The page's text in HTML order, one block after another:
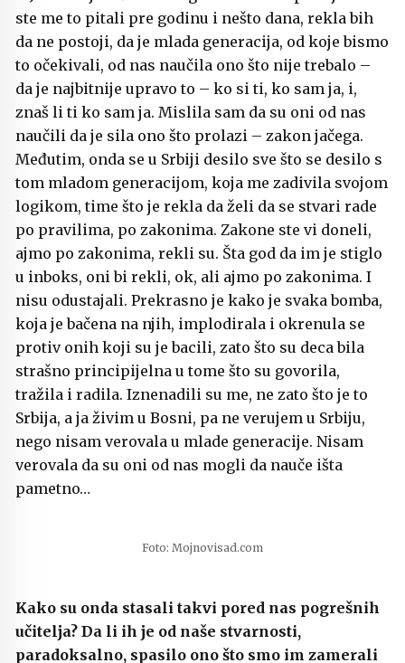
ste me to pitali pre godinu i nešto dana, rekla bih
da ne postoji, da je mlada generacija, od koje bismo
to očekivali, od nas naučila ono što nije trebalo –
da je najbitnije upravo to – ko si ti, ko sam ja, i,
znaš li ti ko sam ja. Mislila sam da su oni od nas
naučili da je sila ono što prolazi – zakon jačega.
Međutim, onda se u Srbiji desilo sve što se desilo s
tom mladom generacijom, koja me zadivila svojom
logikom, time što je rekla da želi da se stvari rade
po pravilima, po zakonima. Zakone ste vi doneli,
ajmo po zakonima, rekli su. Šta god da im je stiglo
u inboks, oni bi rekli, ok, ali ajmo po zakonima. I
nisu odustajali. Prekrasno je kako je svaka bomba,
koja je bačena na njih, implodirala i okrenula se
protiv onih koji su je bacili, zato što su deca bila
strašno principijelna u tome što su govorila,
tražila i radila. Iznenadili su me, ne zato što je to
Srbija, a ja živim u Bosni, pa ne verujem u Srbiju,
nego nisam verovala u mlade generacije. Nisam
verovala da su oni od nas mogli da nauče išta
pametno…
Foto: Mojnovisad.com
Kako su onda stasali takvi pored nas pogrešnih
učitelja? Da li ih je od naše stvarnosti,
paradoksalno, spasilo ono što smo im zamerali